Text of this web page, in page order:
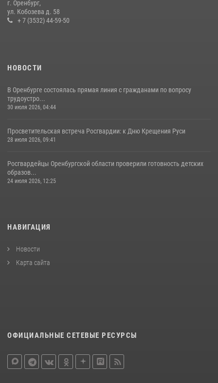
служебно-боевой деятельности за первое полугодие 2026 года
17 июля 2026, 11:30
г. Оренбург,
ул. Кобозева д. 58
+ 7 (3532) 44-59-50
НОВОСТИ
В Оренбурге состоялась прямая линия с гражданами по вопросу
трудоустро...
30 июля 2026, 04:44
Просветительская встреча Росгвардии: к Дню Крещения Руси
28 июля 2026, 09:41
Росгвардейцы Оренбургской области проверили готовность детских
образов...
24 июля 2026, 12:25
НАВИГАЦИЯ
Новости
Карта сайта
ОФИЦИАЛЬНЫЕ СЕТЕВЫЕ РЕСУРСЫ